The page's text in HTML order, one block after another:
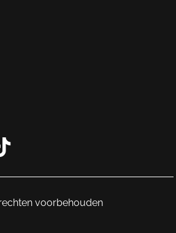
van
Tiktok van
voorbehouden